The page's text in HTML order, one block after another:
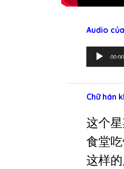
Audio
r
ì
n
p
h
á
t
00:00
Chữ hán
这个
食堂
这样的